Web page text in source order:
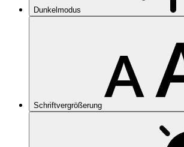
Dunkelmodus
Schriftvergrößerung